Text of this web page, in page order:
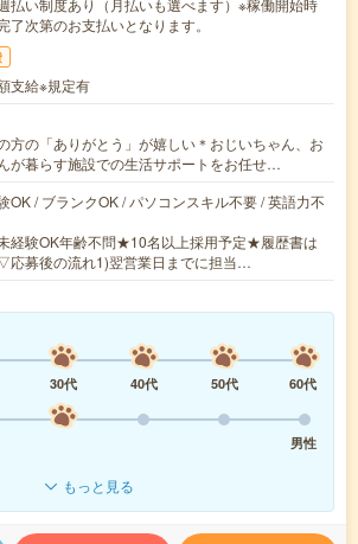
払い制度あり（月払いも選べます）※稼働開始時
了次第のお支払いとなります。
支給※規定有
方の「ありがとう」が嬉しい＊おじいちゃん、お
が暮らす施設での生活サポートをお任せ…
OK / ブランクOK / パソコンスキル不要 / 英語力不
経験OK年齢不問★10名以上採用予定★履歴書は
応募後の流れ1)翌営業日までに担当…
30代 40代 50代
60代
男性
もっと見る